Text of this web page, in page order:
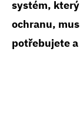
systém,
ochranu,
potřebujete